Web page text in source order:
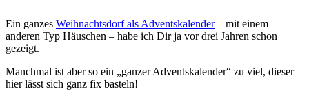
Ein ganzes Weihnachtsdorf als Adventskalender– mit einem
anderen Typ Häuschen – habe ich Dir ja vor drei Jahren schon
gezeigt.
Manchmal ist aber so ein „ganzer Adventskalender“ zu viel, dieser
hier lässt sich ganz fix basteln!